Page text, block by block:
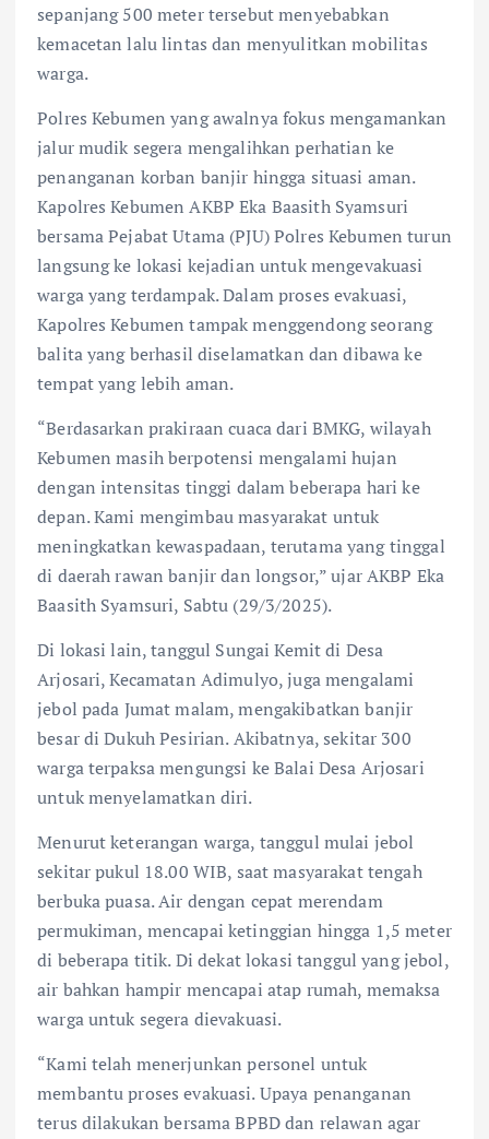
sepanjang 500 meter tersebut menyebabkan
kemacetan lalu lintas dan menyulitkan mobilitas
warga.
Polres Kebumen yang awalnya fokus mengamankan
jalur mudik segera mengalihkan perhatian ke
penanganan korban banjir hingga situasi aman.
Kapolres Kebumen AKBP Eka Baasith Syamsuri
bersama Pejabat Utama (PJU) Polres Kebumen turun
langsung ke lokasi kejadian untuk mengevakuasi
warga yang terdampak. Dalam proses evakuasi,
Kapolres Kebumen tampak menggendong seorang
balita yang berhasil diselamatkan dan dibawa ke
tempat yang lebih aman.
“Berdasarkan prakiraan cuaca dari BMKG, wilayah
Kebumen masih berpotensi mengalami hujan
dengan intensitas tinggi dalam beberapa hari ke
depan. Kami mengimbau masyarakat untuk
meningkatkan kewaspadaan, terutama yang tinggal
di daerah rawan banjir dan longsor,” ujar AKBP Eka
Baasith Syamsuri, Sabtu (29/3/2025).
Di lokasi lain, tanggul Sungai Kemit di Desa
Arjosari, Kecamatan Adimulyo, juga mengalami
jebol pada Jumat malam, mengakibatkan banjir
besar di Dukuh Pesirian. Akibatnya, sekitar 300
warga terpaksa mengungsi ke Balai Desa Arjosari
untuk menyelamatkan diri.
Menurut keterangan warga, tanggul mulai jebol
sekitar pukul 18.00 WIB, saat masyarakat tengah
berbuka puasa. Air dengan cepat merendam
permukiman, mencapai ketinggian hingga 1,5 meter
di beberapa titik. Di dekat lokasi tanggul yang jebol,
air bahkan hampir mencapai atap rumah, memaksa
warga untuk segera dievakuasi.
“Kami telah menerjunkan personel untuk
membantu proses evakuasi. Upaya penanganan
terus dilakukan bersama BPBD dan relawan agar